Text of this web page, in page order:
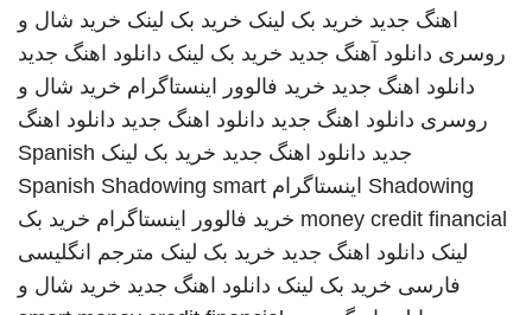
اهنگ جدید خرید بک لینک خرید بک لینک خرید شال و
روسری دانلود آهنگ جدید خرید بک لینک دانلود اهنگ جدید
دانلود اهنگ جدید خرید فالوور اینستاگرام خرید شال و
روسری دانلود اهنگ جدید دانلود اهنگ جدید دانلود اهنگ
جدید دانلود اهنگ جدید خرید بک لینک Spanish
Shadowing اینستاگرام Spanish Shadowing smart
money credit financial خرید فالوور اینستاگرام خرید بک
لینک دانلود اهنگ جدید خرید بک لینک مترجم انگلیسی
فارسی خرید بک لینک دانلود اهنگ جدید خرید شال و